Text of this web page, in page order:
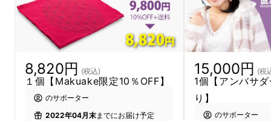
「生体環境調整作用®️」素材「プラウシオン
®️」を開発したNPO法人日本健康事業促進協会
理事長の橋本先生と対談をしました。
8,820円 (税込)
１個【Makuake限定10％OFF】
のサポーター
2022年04月末までにお届け予定
15,000円 (税
1個【アンバサ
り】
のサポーター